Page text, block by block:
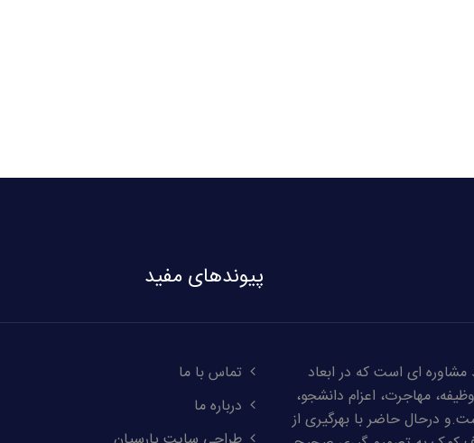
ای است که در ابعاد
مهاجرت، اعزام دانشجو،
درحال حاضر با بهرگیری از
پیوندهای مفید
تماس با ما
درباره ما